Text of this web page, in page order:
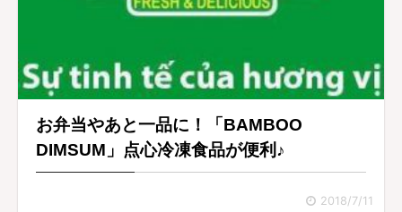
お弁当やあと一品に！「BAMBOO
DIMSUM」点心冷凍食品が便利♪
2018/7/11